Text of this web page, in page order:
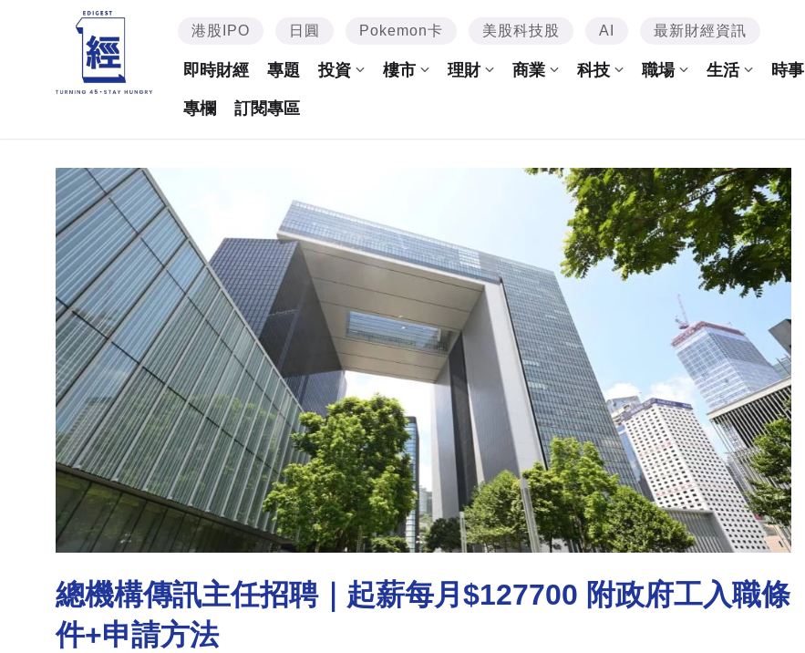
港股IPO 日圓 Pokemon卡 美股科技股 AI 最新財經資訊
即時財經 專題 投資 樓市 理財 商業 科技 職場 生活 時事
專欄 訂閱專區
總機構傳訊主任招聘｜起薪每月$127700 附政府工入職條
件+申請方法